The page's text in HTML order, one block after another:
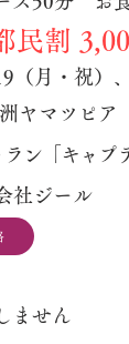
民割
（月・祝）
ヤマツピア
ン「キャプ
社ジール
せん